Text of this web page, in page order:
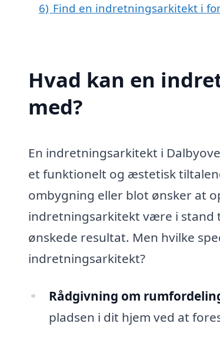
6) Find en indretningsarkitekt i
Hvad kan en
med?
En indretningsarkitekt i
et funktionelt og æstetisk
ombygning eller blot ønsker at
indretningsarkitekt være i stand
ønskede resultat. Men hvilke
indretningsarkitekt?
Rådgivning om
pladsen i dit hjem ved at